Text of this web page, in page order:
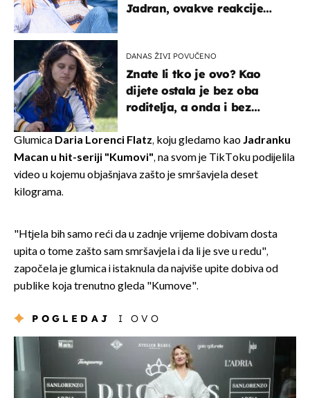
Jadran, ovakve reakcije
DANAS ŽIVI POVUČENO
Znate li tko je ovo? Kao
dijete ostala je bez oba
roditelja, a onda i bez
naslijediti
Glumica Daria Lorenci Flatz, koju gledamo kaoJadranku
Macan u hit-seriji "Kumovi", na svom je TikToku podijelila
video u kojemu objašnjava zašto je smršavjela deset
kilograma.
"Htjela bih samo reći da u zadnje vrijeme dobivam dosta
upita o tome zašto sam smršavjela i da li je sve u redu",
započela je glumica i istaknula da najviše upite dobiva od
publike koja trenutno gleda "Kumove".
POGLEDAJ I OVO